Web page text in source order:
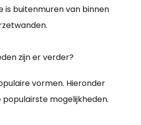
is buitenmuren van binnen
zijn er verder?
vormen. Hieronder
mogelijkheden.